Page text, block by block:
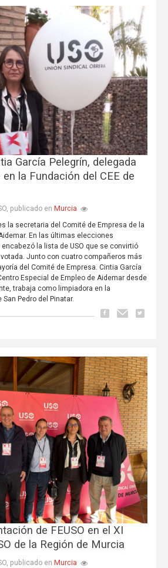
García Pelegrín, delegada
la Fundación del CEE de
publicado en Murcia
la secretaria del Comité de Empresa de la
En las últimas elecciones
la lista de USO que se convirtió
Junto con cuatro compañeros más
del Comité de Empresa. Cintia García
Especial de Empleo de Aidemar desde
trabaja como limpiadora en la
Pedro del Pinatar.
de FEUSO en el XI
de la Región de Murcia
publicado en Murcia